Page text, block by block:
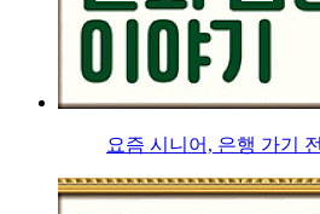
요즘 시니어, 은행 가기